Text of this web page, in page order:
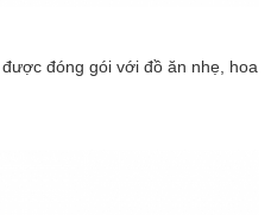
đóng gói với đồ ăn nhẹ, hoa